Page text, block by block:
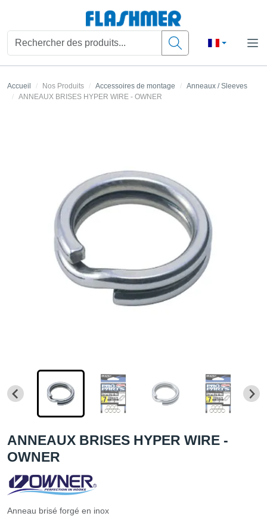
Accueil Nos Produits Accessoires de montage
Anneaux / Sleeves
ANNEAUX BRISES HYPER WIRE - OWNER
ANNEAUX BRISES HYPER WIRE -
OWNER
Anneau brisé forgé en inox